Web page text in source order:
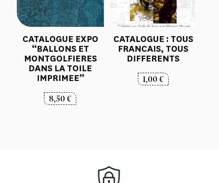
CATALOGUE EXPO
“BALLONS ET
MONTGOLFIERES
DANS LA TOILE
IMPRIMEE”
8,50€
CATALOGUE : TOUS
FRANCAIS, TOUS
DIFFERENTS
1,00€